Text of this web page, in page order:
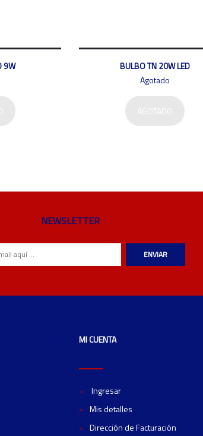
9W
BULBO TN 20W LED
Agotado
NEWSLETTER
ENVIAR
MI CUENTA
Ingresar
Mis detalles
Dirección de Facturación